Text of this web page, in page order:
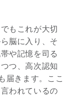
もこれが大切
脳に入り、そ
や記憶を司る
つ、高次認知
届きます。ここ
われているの